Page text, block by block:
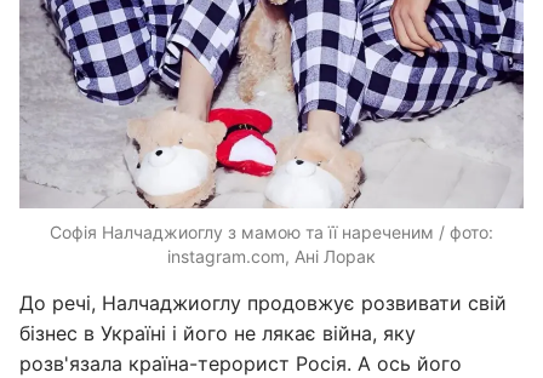
Софія Налчаджиоглу з мамою та її нареченим / фото:
instagram.com, Ані Лорак
До речі, Налчаджиоглу продовжує розвивати свій
бізнес в Україні і його не лякає війна, яку
розв'язала країна-терорист Росія. А ось його